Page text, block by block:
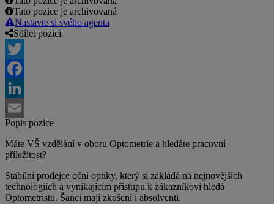
Tato pozice je archivovaná
Nastavte si svého agenta
Sdílet pozici
Twitter
Facebook
LinkedIn
Email
Popis pozice
Máte VŠ vzdělání v oboru Optometrie a hledáte pracovní
příležitost?
Stabilní prodejce oční optiky, který si zakládá na nejnovějších
technologiích a vynikajícím přístupu k zákazníkovi hledá
Optometristu. Šanci mají zkušení i absolventi.